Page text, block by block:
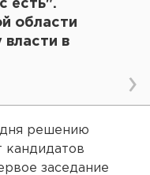
есть".
области
в
решению
кандидатов
заседание